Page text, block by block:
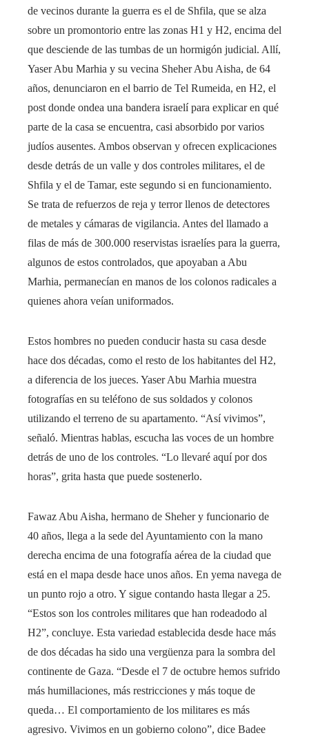
de vecinos durante la guerra es el de Shfila, que se alza
sobre un promontorio entre las zonas H1 y H2, encima del
que desciende de las tumbas de un hormigón judicial. Allí,
Yaser Abu Marhia y su vecina Sheher Abu Aisha, de 64
años, denunciaron en el barrio de Tel Rumeida, en H2, el
post donde ondea una bandera israelí para explicar en qué
parte de la casa se encuentra, casi absorbido por varios
judíos ausentes. Ambos observan y ofrecen explicaciones
desde detrás de un valle y dos controles militares, el de
Shfila y el de Tamar, este segundo si en funcionamiento.
Se trata de refuerzos de reja y terror llenos de detectores
de metales y cámaras de vigilancia. Antes del llamado a
filas de más de 300.000 reservistas israelíes para la guerra,
algunos de estos controlados, que apoyaban a Abu
Marhia, permanecían en manos de los colonos radicales a
quienes ahora veían uniformados.
Estos hombres no pueden conducir hasta su casa desde
hace dos décadas, como el resto de los habitantes del H2,
a diferencia de los jueces. Yaser Abu Marhia muestra
fotografías en su teléfono de sus soldados y colonos
utilizando el terreno de su apartamento. “Así vivimos”,
señaló. Mientras hablas, escucha las voces de un hombre
detrás de uno de los controles. “Lo llevaré aquí por dos
horas”, grita hasta que puede sostenerlo.
Fawaz Abu Aisha, hermano de Sheher y funcionario de
40 años, llega a la sede del Ayuntamiento con la mano
derecha encima de una fotografía aérea de la ciudad que
está en el mapa desde hace unos años. En yema navega de
un punto rojo a otro. Y sigue contando hasta llegar a 25.
“Estos son los controles militares que han rodeadodo al
H2”, concluye. Esta variedad establecida desde hace más
de dos décadas ha sido una vergüenza para la sombra del
continente de Gaza. “Desde el 7 de octubre hemos sufrido
más humillaciones, más restricciones y más toque de
queda… El comportamiento de los militares es más
agresivo. Vivimos en un gobierno colono”, dice Badee